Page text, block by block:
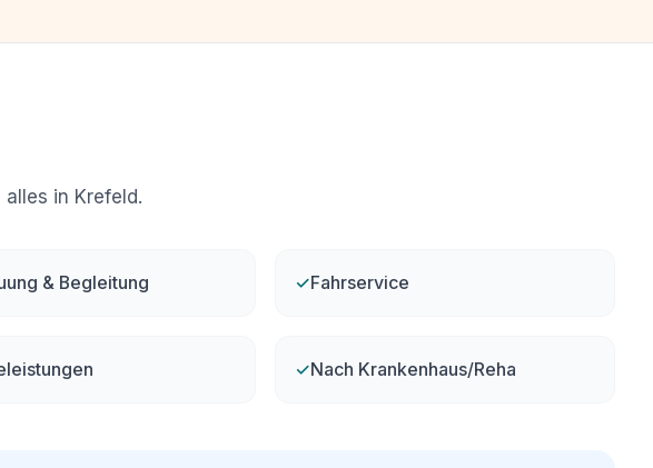
in Krefeld.
& Begleitung ✓Fahrservice
✓Nach Krankenhaus/Reha